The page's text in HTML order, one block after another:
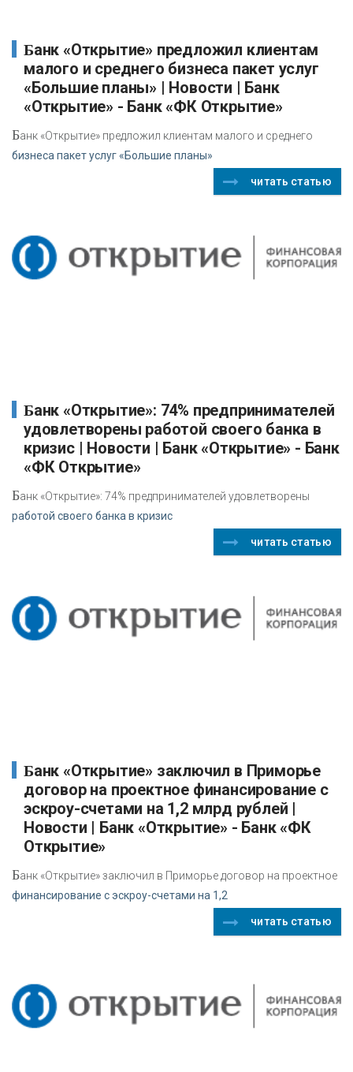
Банк «Открытие» предложил клиентам
малого и среднего бизнеса пакет услуг
«Большие планы» | Новости | Банк
«Открытие» - Банк «ФК Открытие»
Банк «Открытие» предложил клиентам малого и среднего
бизнеса пакет услуг «Большие планы»
читать статью
Банк «Открытие»: 74% предпринимателей
удовлетворены работой своего банка в
кризис | Новости | Банк «Открытие» - Банк
«ФК Открытие»
Банк «Открытие»: 74% предпринимателей удовлетворены
работой своего банка в кризис
читать статью
Банк «Открытие» заключил в Приморье
договор на проектное финансирование с
эскроу-счетами на 1,2 млрд рублей |
Новости | Банк «Открытие» - Банк «ФК
Открытие»
Банк «Открытие» заключил в Приморье договор на проектное
финансирование с эскроу-счетами на 1,2
читать статью